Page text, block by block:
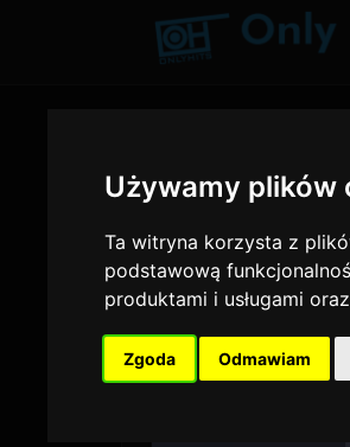
Używamy plików
Ta witryna korzysta z
podstawową
produktami i usługami
Zgoda Odmawiam